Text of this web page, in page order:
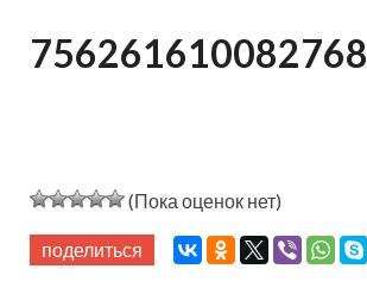
756261610082768
(Пока оценок нет)
поделиться